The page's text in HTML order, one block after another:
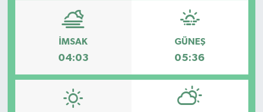
İMSAK
04:03
GÜNEŞ
05:36